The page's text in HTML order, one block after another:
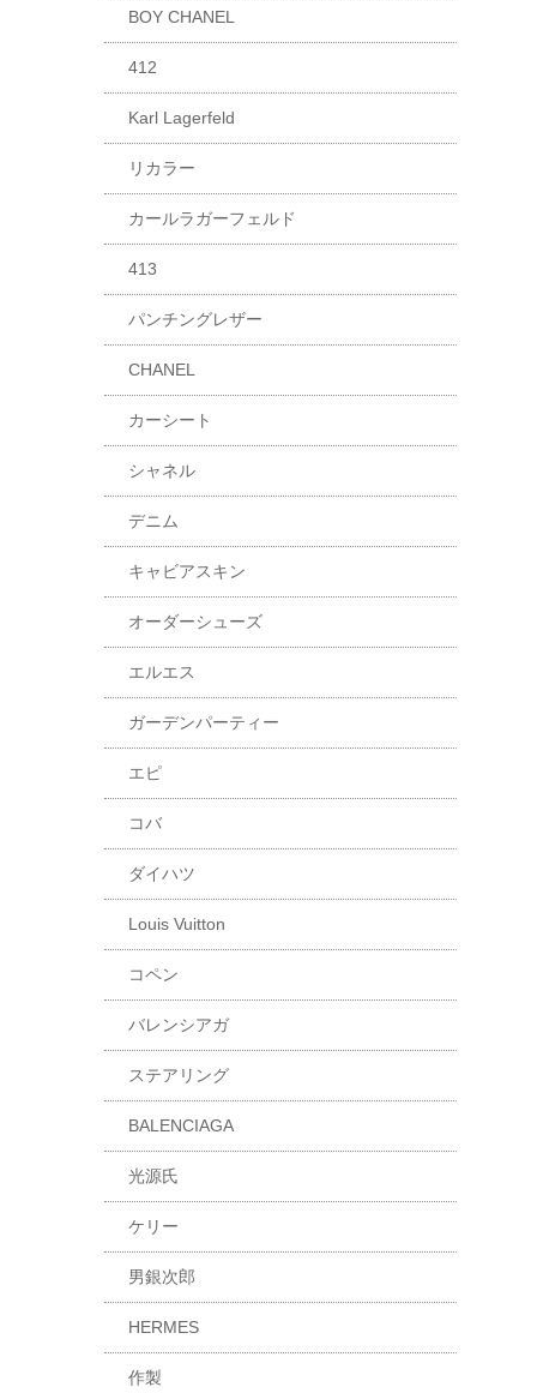
BOY CHANEL
412
Karl Lagerfeld
リカラー
カールラガーフェルド
413
パンチングレザー
CHANEL
カーシート
シャネル
デニム
キャビアスキン
オーダーシューズ
エルエス
ガーデンパーティー
エピ
コバ
ダイハツ
Louis Vuitton
コペン
バレンシアガ
ステアリング
BALENCIAGA
光源氏
ケリー
男銀次郎
HERMES
作製